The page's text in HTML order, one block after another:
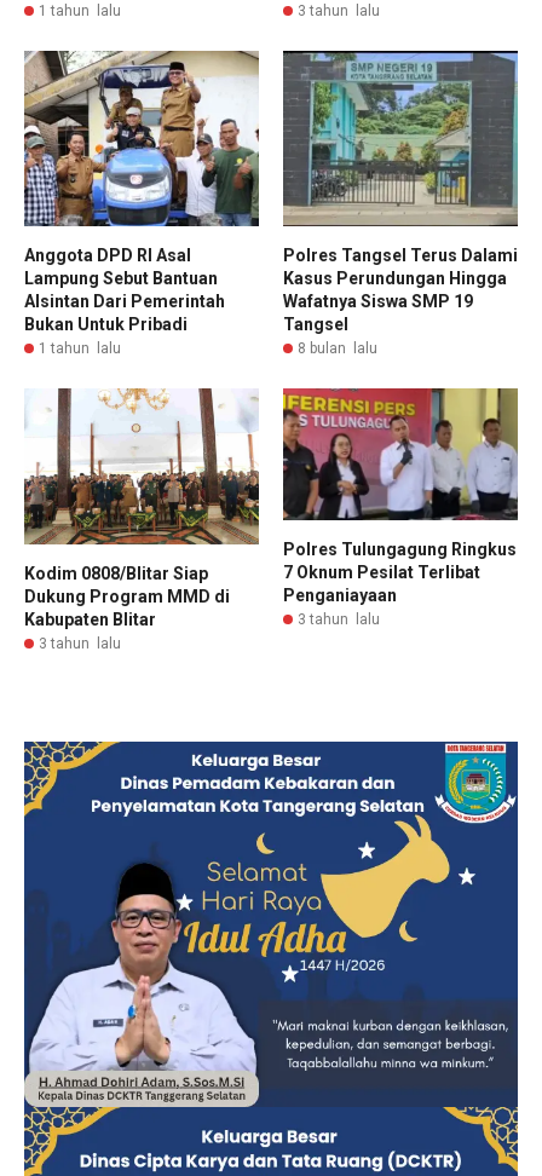
1 tahun lalu 3 tahun lalu
Anggota DPD RI Asal
Lampung Sebut Bantuan
Alsintan Dari Pemerintah
Bukan Untuk Pribadi
1 tahun lalu
Polres Tangsel Terus Dalami
Kasus Perundungan Hingga
Wafatnya Siswa SMP 19
Tangsel
8 bulan lalu
Kodim 0808/Blitar Siap
Dukung Program MMD di
Kabupaten Blitar
3 tahun lalu
Polres Tulungagung Ringkus
7 Oknum Pesilat Terlibat
Penganiayaan
3 tahun lalu